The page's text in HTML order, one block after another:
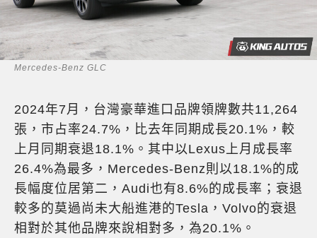
Mercedes-Benz GLC
2024年7月，台灣豪華進口品牌領牌數共11,264
張，市占率24.7%，比去年同期成長20.1%，較
上月同期衰退18.1%。其中以Lexus上月成長率
26.4%為最多，Mercedes-Benz則以18.1%的成
長幅度位居第二，Audi也有8.6%的成長率；衰退
較多的莫過尚未大船進港的Tesla，Volvo的衰退
相對於其他品牌來說相對多，為20.1%。